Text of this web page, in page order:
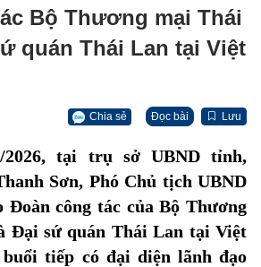
Bộ Thương mại Thái
quán Thái Lan tại Việt
Chia sẻ Đọc bài Lưu
2026, tại trụ sở UBND tỉnh,
Sơn, Phó Chủ tịch UBND
công tác của Bộ Thương
Đại sứ quán Thái Lan tại Việt
tiếp có đại diện lãnh đạo